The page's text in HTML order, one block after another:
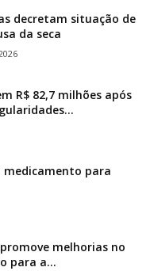
decretam situação de
da seca
R$ 82,7 milhões após
medicamento para
melhorias no
para a...